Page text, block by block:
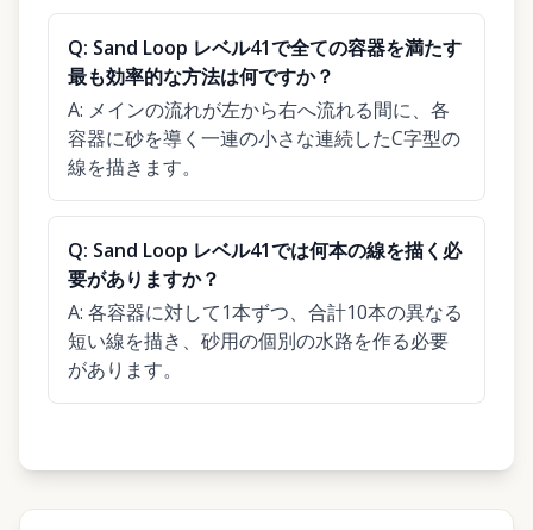
Q: Sand Loop レベル41で全ての容器を満たす
最も効率的な方法は何ですか？
A: メインの流れが左から右へ流れる間に、各
容器に砂を導く一連の小さな連続したC字型の
線を描きます。
Q: Sand Loop レベル41では何本の線を描く必
要がありますか？
A: 各容器に対して1本ずつ、合計10本の異なる
短い線を描き、砂用の個別の水路を作る必要
があります。